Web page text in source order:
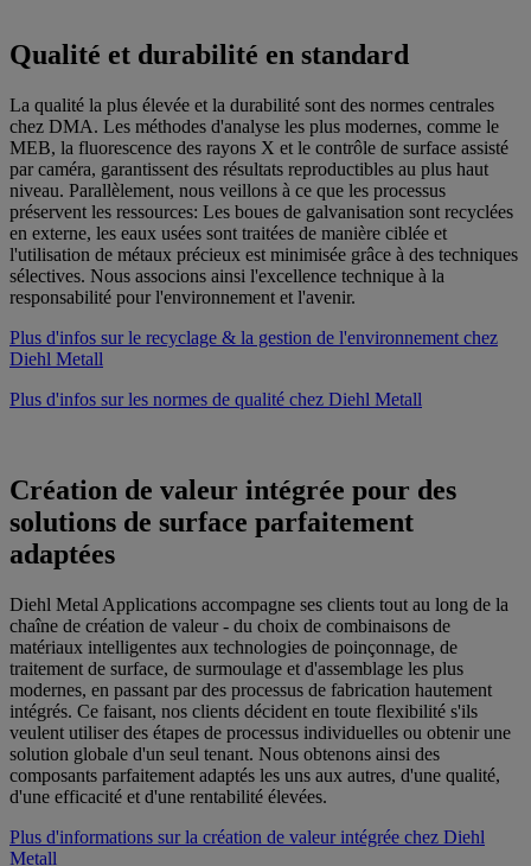
Qualité et durabilité en standard
La qualité la plus élevée et la durabilité sont des normes centrales
chez DMA. Les méthodes d'analyse les plus modernes, comme le
MEB, la fluorescence des rayons X et le contrôle de surface assisté
par caméra, garantissent des résultats reproductibles au plus haut
niveau. Parallèlement, nous veillons à ce que les processus
préservent les ressources: Les boues de galvanisation sont recyclées
en externe, les eaux usées sont traitées de manière ciblée et
l'utilisation de métaux précieux est minimisée grâce à des techniques
sélectives. Nous associons ainsi l'excellence technique à la
responsabilité pour l'environnement et l'avenir.
Plus d'infos sur le recyclage & la gestion de l'environnement chez
Diehl Metall
Plus d'infos sur les normes de qualité chez Diehl Metall
Création de valeur intégrée pour des
solutions de surface parfaitement
adaptées
Diehl Metal Applications accompagne ses clients tout au long de la
chaîne de création de valeur - du choix de combinaisons de
matériaux intelligentes aux technologies de poinçonnage, de
traitement de surface, de surmoulage et d'assemblage les plus
modernes, en passant par des processus de fabrication hautement
intégrés. Ce faisant, nos clients décident en toute flexibilité s'ils
veulent utiliser des étapes de processus individuelles ou obtenir une
solution globale d'un seul tenant. Nous obtenons ainsi des
composants parfaitement adaptés les uns aux autres, d'une qualité,
d'une efficacité et d'une rentabilité élevées.
Plus d'informations sur la création de valeur intégrée chez Diehl
Metall